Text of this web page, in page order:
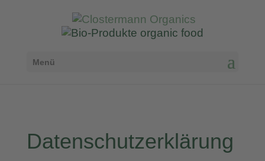
Menü
Datenschutzerklärung